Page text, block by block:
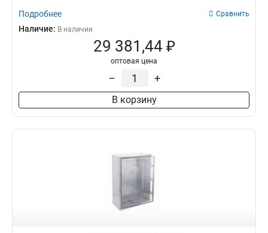
Подробнее Сравнить
Наличие: В наличии
29 381,44 ₽
оптовая цена
– +
В корзину